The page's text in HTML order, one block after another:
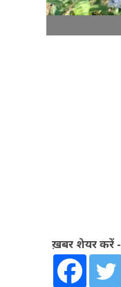
ख़बर शेयर करें -